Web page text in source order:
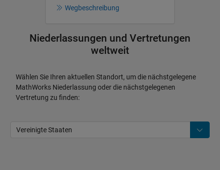
Niederlassungen und Vertretungen
weltweit
Wählen Sie Ihren aktuellen Standort, um die nächstgelegene
MathWorks Niederlassung oder die nächstgelegenen
Vertretung zu finden:
Wegbeschreibung